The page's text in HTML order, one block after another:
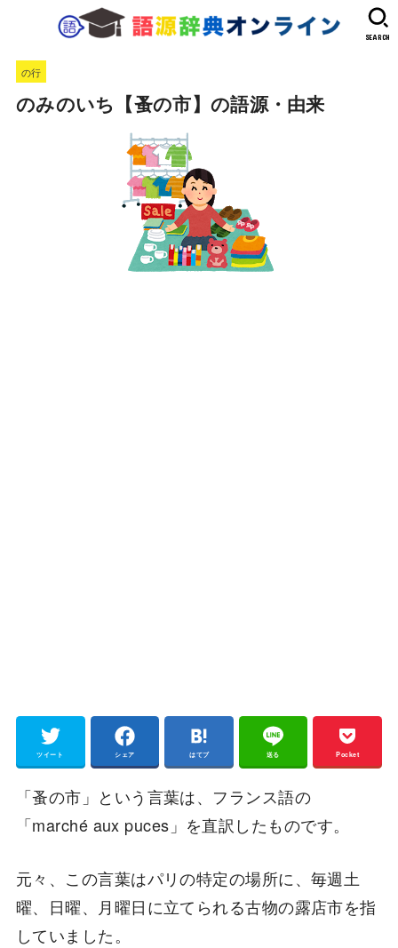
SEARCH
の行
のみのいち【蚤の市】の語源・由来
ツイート シェア はてブ 送る Pocket
「蚤の市」という言葉は、フランス語の
「marché aux puces」を直訳したものです。
元々、この言葉はパリの特定の場所に、毎週土
曜、日曜、月曜日に立てられる古物の露店市を指
していました。